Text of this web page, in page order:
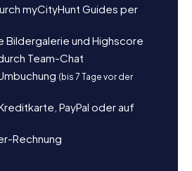
myCityHunt Guides per
Bildergalerie und Highscore
Team-Chat
(bis 7 Tage vor der
PayPal oder auf
Rechnung